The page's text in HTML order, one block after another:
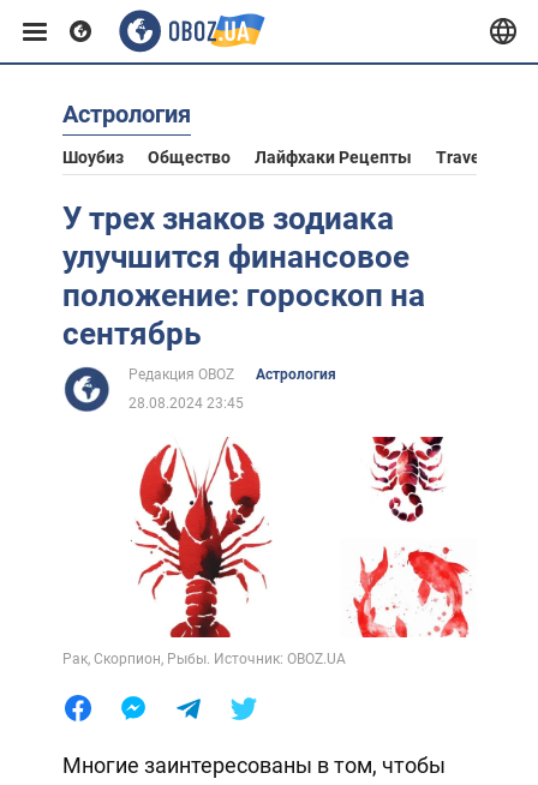
Европа
США
Азия
Африка
Астрология
Шоубиз Общество Лайфхаки Рецепты Travel
У трех знаков зодиака
улучшится финансовое
положение: гороскоп на
сентябрь
Редакция OBOZ
Астрология
28.08.2024 23:45
Рак, Скорпион, Рыбы. Источник: OBOZ.UA
Многие заинтересованы в том, чтобы